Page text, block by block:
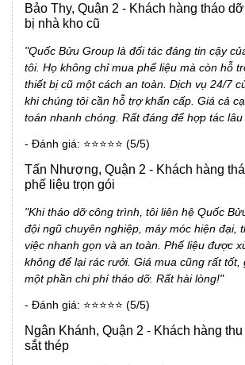
Bảo Thy, Quận 2 - Khách hàng tháo
bị nhà kho cũ
"Quốc Bửu Group là đối tác đáng tin cậy
tôi. Họ không chỉ mua phế liệu mà còn hỗ
thiết bị cũ một cách an toàn. Dịch vụ 24/7
khi chúng tôi cần hỗ trợ khẩn cấp. Giá cả
toán nhanh chóng. Rất đáng để hợp tác lâu
- Đánh giá: ⭐⭐⭐⭐⭐ (5/5)
Tấn Nhượng, Quận 2 - Khách hàng
phế liệu trọn gói
"Khi tháo dỡ công trình, tôi liên hệ Quốc
đội ngũ chuyên nghiệp, máy móc hiện đại,
việc nhanh gọn và an toàn. Phế liệu được
không để lại rác rưởi. Giá mua cũng rất tốt,
một phần chi phí tháo dỡ. Rất hài lòng!"
- Đánh giá: ⭐⭐⭐⭐⭐ (5/5)
Ngân Khánh, Quận 2 - Khách hàng
sắt thép